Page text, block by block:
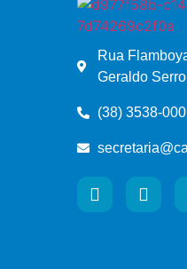
Rua
Geraldo
(38) 3538-